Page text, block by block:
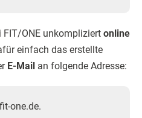
FIT/ONE unkompliziert online
einfach das erstellte
E-Mail an folgende Adresse:
one.de.